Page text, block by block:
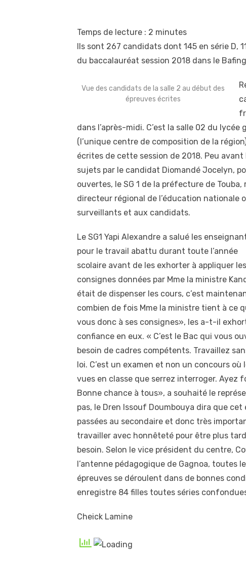
Temps de lecture : 2 minutes
Ils sont 267 candidats dont 145 en série D,
du baccalauréat session 2018 dans le
Vue des candidats de la salle 2 au début des
épreuves écrites
dans l’après-midi. C’est la salle 02 du
(l’unique centre de composition de la
écrites de cette session de 2018. Peu
sujets par le candidat Diomandé Jocelyn,
ouvertes, le SG 1 de la préfecture de
directeur régional de l’éducation nationale
surveillants et aux candidats.
Le SG1 Yapi Alexandre a salué les
pour le travail abattu durant toute l’année
scolaire avant de les exhorter à appliquer les
consignes données par Mme la ministre
était de dispenser les cours, c’est
combien de fois Mme la ministre tient à ce
vous donc à ses consignes», les a-t-il
confiance en eux. « C’est le Bac qui vous
besoin de cadres compétents. Travaillez
loi. C’est un examen et non un concours
vues en classe que serrez interroger. Ayez
Bonne chance à tous», a souhaité le
pas, le Dren Issouf Doumbouya dira que
passées au secondaire et donc très
travailler avec honnêteté pour être plus
besoin. Selon le vice président du centre,
l’antenne pédagogique de Gagnoa, toutes
épreuves se déroulent dans de bonnes
enregistre 84 filles toutes séries
Cheick Lamine